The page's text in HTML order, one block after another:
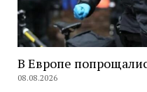
В Европе
08.08.2026